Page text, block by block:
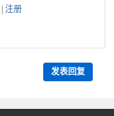
|注册
发表回复